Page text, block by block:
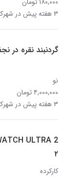
۳ هفته پیش در شهرک محلاتی
گردنبند نقره در
نو
۴,۰۰۰,۰۰۰ تومان
۳ هفته پیش در شهرک محلاتی
۲
کارکرده